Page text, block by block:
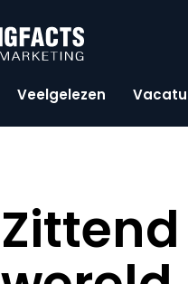
Veelgelezen